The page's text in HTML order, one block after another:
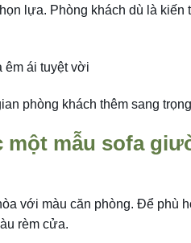
lựa. Phòng khách dù là
êm ái tuyệt vời
phòng khách thêm sang
mẫu sofa
với màu căn phòng. Để phù
rèm cửa.